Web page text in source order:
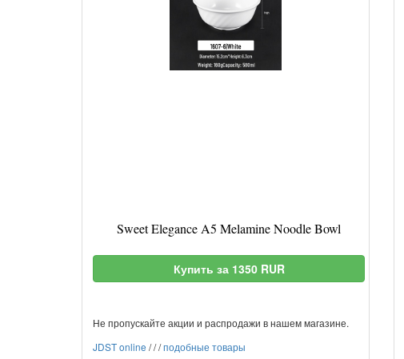
Sweet Elegance A5 Melamine Noodle Bowl
Купить за 1350 RUR
Не пропускайте акции и распродажи в нашем магазине.
JDST online ///подобные товары